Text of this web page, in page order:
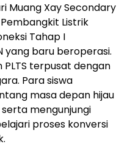
Muang Xay Secondary
Listrik
Tahap I
yang baru beroperasi.
terpusat dengan
Para siswa
masa depan hijau
mengunjungi
proses konversi